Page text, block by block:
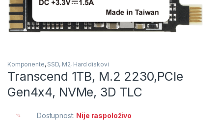
Komponente, SSD, M2, Hard diskovi
Transcend 1TB, M.2 2230,PCIe
Gen4x4, NVMe, 3D TLC
Dostupnost: Nije raspoloživo